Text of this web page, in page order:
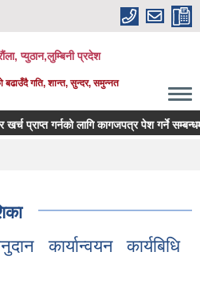
प्युठान,लुम्बिनी प्रदेश
बढाउँदै गति, शान्त, सुन्दर, समुन्नत
प्राप्त गर्नको लागि कागजपत्र पेश गर्ने सम्बन्धमा
कार्यान्वयन कार्यबिधि